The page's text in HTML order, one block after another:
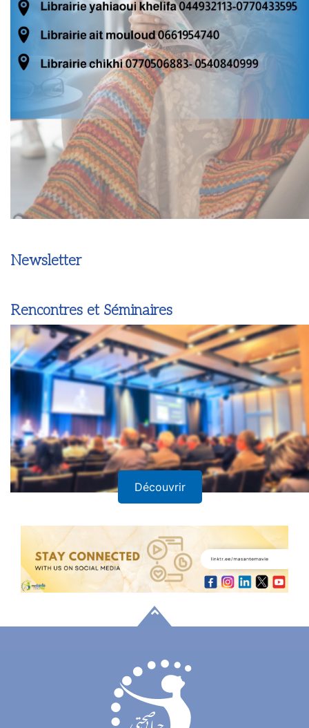
Newsletter
Rencontres et Séminaires
Découvrir